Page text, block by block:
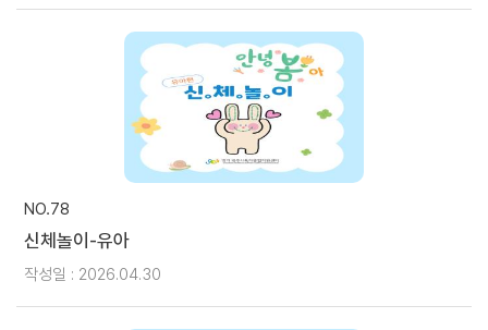
NO.78
신체놀이-유아
작성일 : 2026.04.30